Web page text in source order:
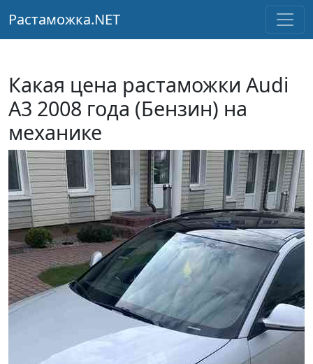
Растаможка.NET
Какая цена растаможки Audi
A3 2008 года (Бензин) на
механике